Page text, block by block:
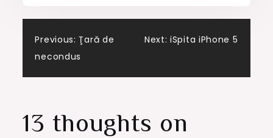
Post
navigation
Previous: Ţară de
necondus
Next: iSpita iPhone 5
13 thoughts on